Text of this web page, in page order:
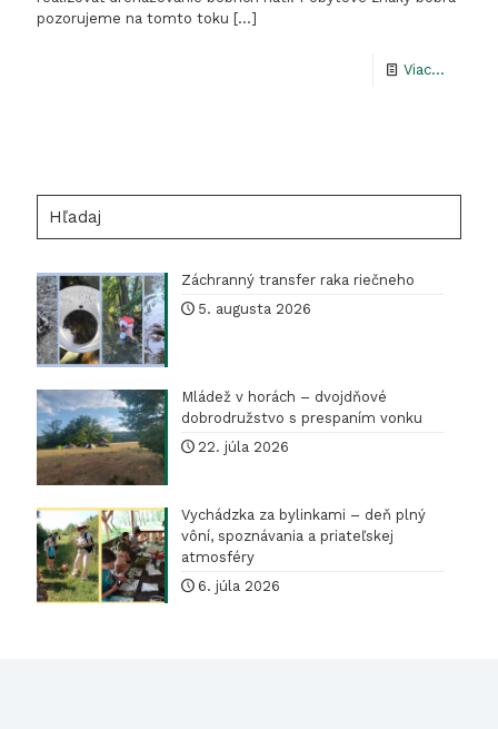
pozorujeme na tomto toku […]
Viac...
na
toku
Záchranný transfer raka riečneho
5. augusta 2026
Mládež v horách – dvojdňové
dobrodružstvo s prespaním vonku
22. júla 2026
Vychádzka za bylinkami – deň plný
vôní, spoznávania a priateľskej
atmosféry
6. júla 2026